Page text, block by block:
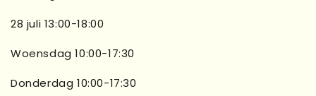
28 juli 13:00-18:00
Woensdag 10:00-17:30
Donderdag 10:00-17:30